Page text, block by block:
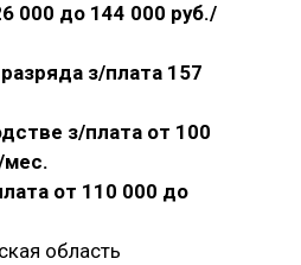
000 до 144 000 руб./
з/плата 157
з/плата от 100
мес.
от 110 000 до
область